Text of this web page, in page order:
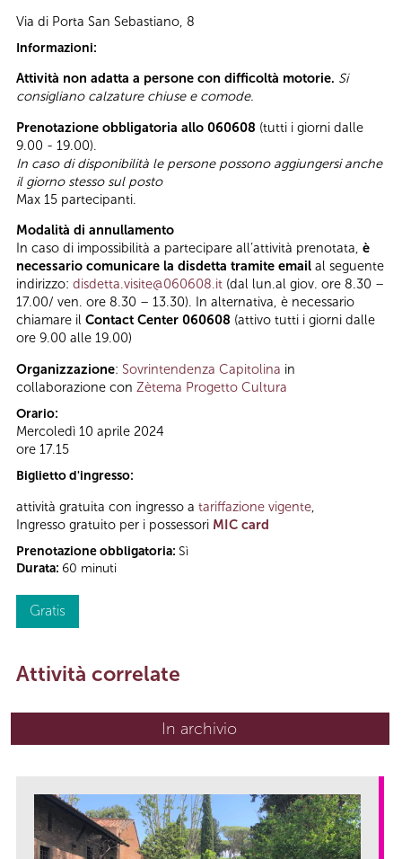
Via di Porta San Sebastiano, 8
Informazioni:
Attività non adatta a persone con difficoltà motorie. Si
consigliano calzature chiuse e comode.
Prenotazione obbligatoria allo 060608 (tutti i giorni dalle
9.00 - 19.00).
In caso di disponibilità le persone possono aggiungersi anche
il giorno stesso sul posto
Max 15 partecipanti.
Modalità di annullamento
In caso di impossibilità a partecipare all’attività prenotata, è
necessario comunicare la disdetta tramite email al seguente
indirizzo: disdetta.visite@060608.it (dal lun.al giov. ore 8.30 –
17.00/ ven. ore 8.30 – 13.30). In alternativa, è necessario
chiamare il Contact Center 060608 (attivo tutti i giorni dalle
ore 9.00 alle 19.00)
Organizzazione: Sovrintendenza Capitolina in
collaborazione con Zètema Progetto Cultura
Orario:
Mercoledì 10 aprile 2024
ore 17.15
Biglietto d'ingresso:
attività gratuita con ingresso a tariffazione vigente
Ingresso gratuito per i possessori MIC card
Prenotazione obbligatoria: Sì
Durata: 60 minuti
Gratis
Attività correlate
In archivio